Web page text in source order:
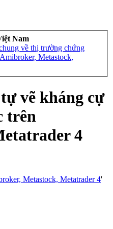
Nam
về thị trường chứng
Metastock,
vẽ kháng cự
trên
4
Metastock, Metatrader 4'